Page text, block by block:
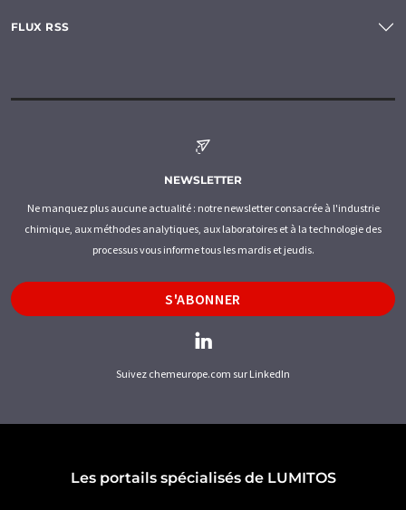
FLUX RSS
NEWSLETTER
Ne manquez plus aucune actualité : notre newsletter consacrée à l'industrie
chimique, aux méthodes analytiques, aux laboratoires et à la technologie des
processus vous informe tous les mardis et jeudis.
S'ABONNER
Suivez chemeurope.com sur LinkedIn
Les portails spécialisés de LUMITOS